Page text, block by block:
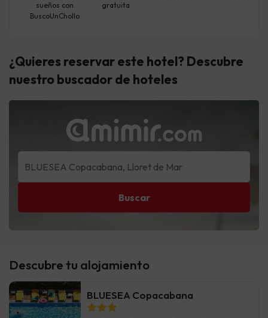
Descubre tu alojamiento
BLUESEA Copacabana
sueños con
BuscoUnChollo
gratuita
¿Quieres reservar este hotel? Descubre
nuestro buscador de hoteles
Buscar